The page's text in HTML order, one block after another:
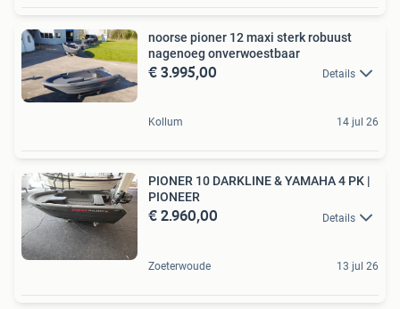
noorse pioner 12 maxi sterk robuust
nagenoeg onverwoestbaar
€ 3.995,00 Details
Kollum 14 jul 26
PIONER 10 DARKLINE & YAMAHA 4 PK |
PIONEER
€ 2.960,00 Details
Zoeterwoude 13 jul 26